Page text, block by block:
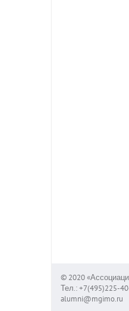
© 2020
Тел.: +7(495)225-
alumni@mgimo.ru